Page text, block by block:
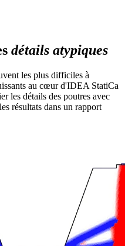
détails atypiques
les plus difficiles à
au cœur d'IDEA StatiCa
les détails des poutres avec
résultats dans un rapport